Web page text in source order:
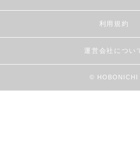
利用規約
運営会社につい
© HOBONICHI